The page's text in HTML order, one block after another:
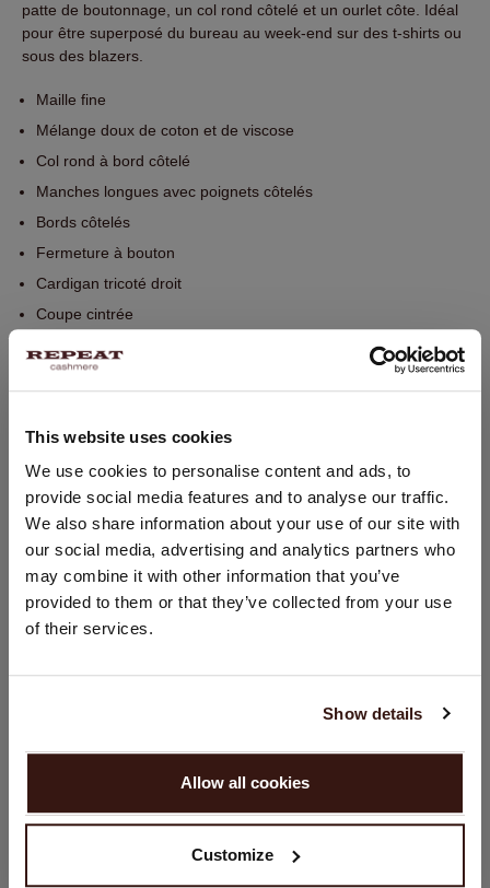
This website uses cookies
We use cookies to personalise content and ads, to
provide social media features and to analyse our traffic.
We also share information about your use of our site with
our social media, advertising and analytics partners who
may combine it with other information that you’ve
provided to them or that they’ve collected from your use
of their services.
Show details
Allow all cookies
Customize
patte de boutonnage, un col rond côtelé et un ourlet côte. Idéal
pour être superposé du bureau au week-end sur des t-shirts ou
sous des blazers.
Maille fine
Mélange doux de coton et de viscose
Col rond à bord côtelé
Manches longues avec poignets côtelés
Bords côtelés
Fermeture à bouton
Cardigan tricoté droit
Coupe cintrée
60% Coton / 40% Viscose
ENTRETIEN
LIVRAISON ET RETOURS
CHANGER DE PAYS
Vous visitez Repeat cashmere depuis Pays - Bas (€).
Souhaitez-vous mettre à jour votre localisation ?
États-Unis ($)
CONTINUER